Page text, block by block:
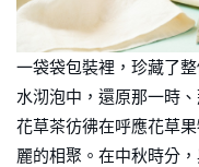
一袋袋包裝裡，珍藏了
水沏泡中，還原那一時
花草茶彷彿在呼應花草
麗的相聚。在中秋時分